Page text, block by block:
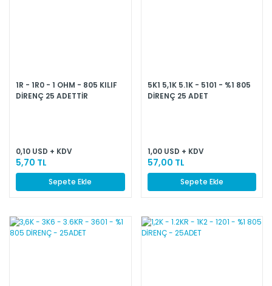
1R - 1R0 - 1 OHM - 805 KILIF
DİRENÇ 25 ADETTİR
0,10 USD + KDV
5,70 TL
Sepete Ekle
5K1 5,1K 5.1K - 5101 - %1 805
DİRENÇ 25 ADET
1,00 USD + KDV
57,00 TL
Sepete Ekle